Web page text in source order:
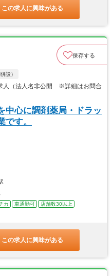
この求人に興味がある
保存する
設）
人（法人名非公開 ※詳細はお問合
中心に調剤薬局・ドラッ
す。
カ 車通勤可
店舗数30以上
この求人に興味がある